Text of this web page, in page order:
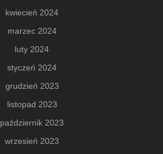
kwiecień 2024
marzec 2024
luty 2024
styczeń 2024
grudzień 2023
listopad 2023
październik 2023
wrzesień 2023